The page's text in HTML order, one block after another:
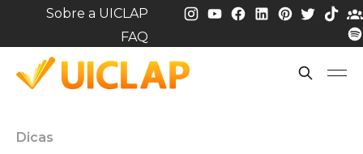
Sobre a UICLAP
FAQ
Dicas